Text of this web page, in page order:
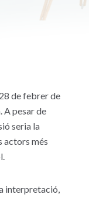
de febrer de
A pesar de
seria la
actors més
interpretació,